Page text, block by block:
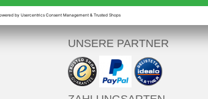
UNSERE PARTNER